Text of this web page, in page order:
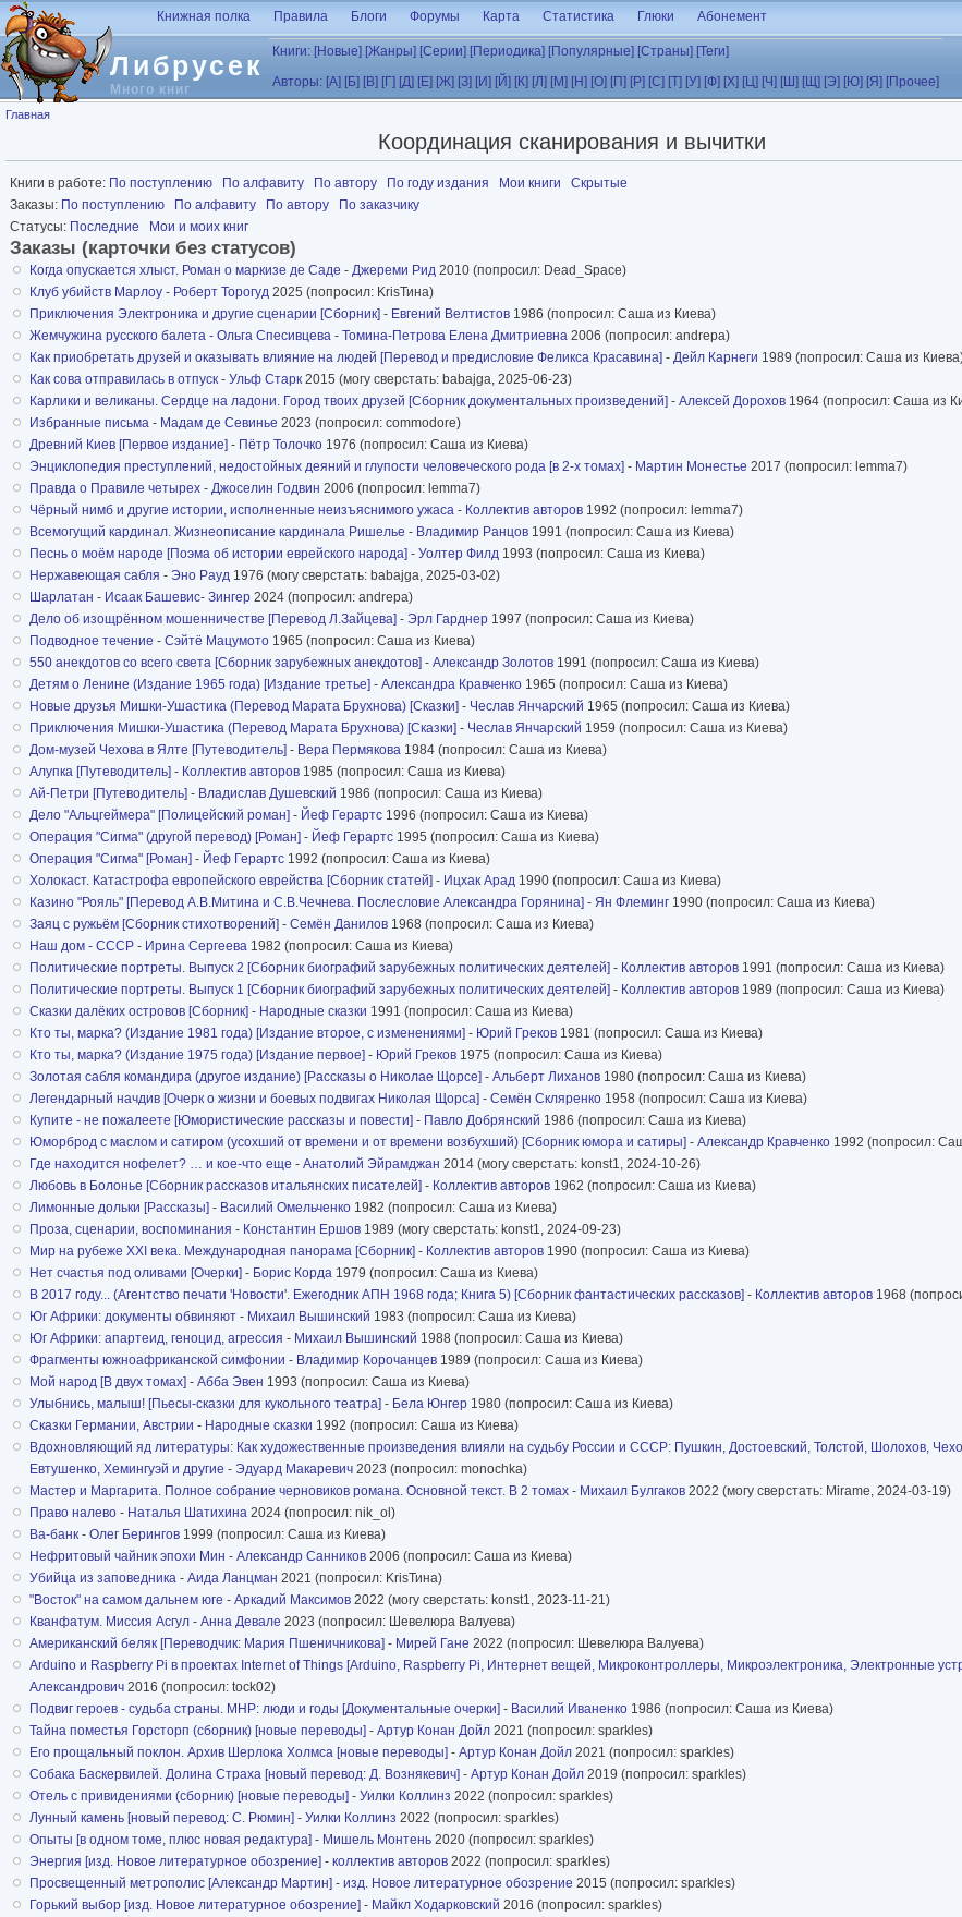
Перейти к основному содержанию
Либрусек
Много книг
Книжная полка Правила Блоги Форумы Карта Статистика Глюки Абонемент
Книги: [Новые] [Жанры] [Серии] [Периодика] [Популярные] [Страны] [Теги]
Авторы: [А] [Б] [В] [Г] [Д] [Е] [Ж] [З] [И] [Й] [К] [Л] [М] [Н] [О] [П] [Р] [С] [Т] [У] [Ф] [Х] [Ц] [Ч] [Ш] [Щ] [Э] [Ю] [Я] [Прочее]
Вы здесь
Главная
Координация сканирования и вычитки
Книги в работе: По поступлению По алфавиту По автору По году издания Мои книги
Скрытые
Заказы: По поступлению По алфавиту По автору
По заказчику
Статусы: Последние Мои и моих книг
Заказы (карточки без статусов)
Когда опускается хлыст. Роман о маркизе де Саде - Джереми Рид 2010 (попросил: Dead_Space)
Клуб убийств Марлоу - Роберт Торогуд 2025 (попросил: KrisТина)
Приключения Электроника и другие сценарии [Сборник] - Евгений Велтистов 1986 (попросил: Саша из Киева)
Жемчужина русского балета - Ольга Спесивцева - Томина-Петрова Елена Дмитриевна 2006 (попросил: andrepa)
Как приобретать друзей и оказывать влияние на людей [Перевод и предисловие Феликса Красавина] - Дейл Карнеги 1989 (попросил: Саша из
Как сова отправилась в отпуск - Ульф Старк 2015 (могу сверстать: babajga, 2025-06-23)
Карлики и великаны. Сердце на ладони. Город твоих друзей [Сборник документальных произведений] - Алексей Дорохов 1964 (попросил: Саша из
Избранные письма - Мадам де Севинье 2023 (попросил: commodore)
Древний Киев [Первое издание] - Пётр Толочко 1976 (попросил: Саша из Киева)
Энциклопедия преступлений, недостойных деяний и глупости человеческого рода [в 2-х томах] - Мартин Монестье 2017 (попросил: lemma7)
Правда о Правиле четырех - Джоселин Годвин 2006 (попросил: lemma7)
Чёрный нимб и другие истории, исполненные неизъяснимого ужаса - Коллектив авторов 1992 (попросил: lemma7)
Всемогущий кардинал. Жизнеописание кардинала Ришелье - Владимир Ранцов 1991 (попросил: Саша из Киева)
Песнь о моём народе [Поэма об истории еврейского народа] - Уолтер Филд 1993 (попросил: Саша из Киева)
Нержавеющая сабля - Эно Рауд 1976 (могу сверстать: babajga, 2025-03-02)
Шарлатан - Исаак Башевис- Зингер 2024 (попросил: andrepa)
Дело об изощрённом мошенничестве [Перевод Л.Зайцева] - Эрл Гарднер 1997 (попросил: Саша из Киева)
Подводное течение - Сэйтё Мацумото 1965 (попросил: Саша из Киева)
550 анекдотов со всего света [Сборник зарубежных анекдотов] - Александр Золотов 1991 (попросил: Саша из Киева)
Детям о Ленине (Издание 1965 года) [Издание третье] - Александра Кравченко 1965 (попросил: Саша из Киева)
Новые друзья Мишки-Ушастика (Перевод Марата Брухнова) [Сказки] - Чеслав Янчарский 1965 (попросил: Саша из Киева)
Приключения Мишки-Ушастика (Перевод Марата Брухнова) [Сказки] - Чеслав Янчарский 1959 (попросил: Саша из Киева)
Дом-музей Чехова в Ялте [Путеводитель] - Вера Пермякова 1984 (попросил: Саша из Киева)
Алупка [Путеводитель] - Коллектив авторов 1985 (попросил: Саша из Киева)
Ай-Петри [Путеводитель] - Владислав Душевский 1986 (попросил: Саша из Киева)
Дело "Альцгеймера" [Полицейский роман] - Йеф Герартс 1996 (попросил: Саша из Киева)
Операция "Сигма" (другой перевод) [Роман] - Йеф Герартс 1995 (попросил: Саша из Киева)
Операция "Сигма" [Роман] - Йеф Герартс 1992 (попросил: Саша из Киева)
Холокаст. Катастрофа европейского еврейства [Сборник статей] - Ицхак Арад 1990 (попросил: Саша из Киева)
Казино "Рояль" [Перевод А.В.Митина и С.В.Чечнева. Послесловие Александра Горянина] - Ян Флеминг 1990 (попросил: Саша из Киева)
Заяц с ружьём [Сборник стихотворений] - Семён Данилов 1968 (попросил: Саша из Киева)
Наш дом - СССР - Ирина Сергеева 1982 (попросил: Саша из Киева)
Политические портреты. Выпуск 2 [Сборник биографий зарубежных политических деятелей] - Коллектив авторов 1991 (попросил: Саша из Киева)
Политические портреты. Выпуск 1 [Сборник биографий зарубежных политических деятелей] - Коллектив авторов 1989 (попросил: Саша из Киева)
Сказки далёких островов [Сборник] - Народные сказки 1991 (попросил: Саша из Киева)
Кто ты, марка? (Издание 1981 года) [Издание второе, с изменениями] - Юрий Греков 1981 (попросил: Саша из Киева)
Кто ты, марка? (Издание 1975 года) [Издание первое] - Юрий Греков 1975 (попросил: Саша из Киева)
Золотая сабля командира (другое издание) [Рассказы о Николае Щорсе] - Альберт Лиханов 1980 (попросил: Саша из Киева)
Легендарный начдив [Очерк о жизни и боевых подвигах Николая Щорса] - Семён Скляренко 1958 (попросил: Саша из Киева)
Купите - не пожалеете [Юмористические рассказы и повести] - Павло Добрянский 1986 (попросил: Саша из Киева)
Юморброд с маслом и сатиром (усохший от времени и от времени возбухший) [Сборник юмора и сатиры] - Александр Кравченко 1992 (попросил:
Где находится нофелет? … и кое-что еще - Анатолий Эйрамджан 2014 (могу сверстать: konst1, 2024-10-26)
Любовь в Болонье [Сборник рассказов итальянских писателей] - Коллектив авторов 1962 (попросил: Саша из Киева)
Лимонные дольки [Рассказы] - Василий Омельченко 1982 (попросил: Саша из Киева)
Проза, сценарии, воспоминания - Константин Ершов 1989 (могу сверстать: konst1, 2024-09-23)
Мир на рубеже XXI века. Международная панорама [Сборник] - Коллектив авторов 1990 (попросил: Саша из Киева)
Нет счастья под оливами [Очерки] - Борис Корда 1979 (попросил: Саша из Киева)
В 2017 году... (Агентство печати 'Новости'. Ежегодник АПН 1968 года; Книга 5) [Сборник фантастических рассказов] - Коллектив авторов 1968
Юг Африки: документы обвиняют - Михаил Вышинский 1983 (попросил: Саша из Киева)
Юг Африки: апартеид, геноцид, агрессия - Михаил Вышинский 1988 (попросил: Саша из Киева)
Фрагменты южноафриканской симфонии - Владимир Корочанцев 1989 (попросил: Саша из Киева)
Мой народ [В двух томах] - Абба Эвен 1993 (попросил: Саша из Киева)
Улыбнись, малыш! [Пьесы-сказки для кукольного театра] - Бела Юнгер 1980 (попросил: Саша из Киева)
Сказки Германии, Австрии - Народные сказки 1992 (попросил: Саша из Киева)
Вдохновляющий яд литературы: Как художественные произведения влияли на судьбу России и СССР: Пушкин, Достоевский, Толстой, Шолохов,
Евтушенко, Хемингуэй и другие - Эдуард Макаревич 2023 (попросил: monochka)
Мастер и Маргарита. Полное собрание черновиков романа. Основной текст. В 2 томах - Михаил Булгаков 2022 (могу сверстать: Mirame, 2024-03-19)
Право налево - Наталья Шатихина 2024 (попросил: nik_ol)
Ва-банк - Олег Берингов 1999 (попросил: Саша из Киева)
Нефритовый чайник эпохи Мин - Александр Санников 2006 (попросил: Саша из Киева)
Убийца из заповедника - Аида Ланцман 2021 (попросил: KrisТина)
"Восток" на самом дальнем юге - Аркадий Максимов 2022 (могу сверстать: konst1, 2023-11-21)
Кванфатум. Миссия Асгул - Анна Девале 2023 (попросил: Шевелюра Валуева)
Американский беляк [Переводчик: Мария Пшеничникова] - Мирей Гане 2022 (попросил: Шевелюра Валуева)
Arduino и Raspberry Pi в проектах Internet of Things [Arduino, Raspberry Pi, Интернет вещей, Микроконтроллеры, Микроэлектроника, Электронные
Александрович 2016 (попросил: tock02)
Подвиг героев - судьба страны. МНР: люди и годы [Документальные очерки] - Василий Иваненко 1986 (попросил: Саша из Киева)
Тайна поместья Горсторп (сборник) [новые переводы] - Артур Конан Дойл 2021 (попросил: sparkles)
Его прощальный поклон. Архив Шерлока Холмса [новые переводы] - Артур Конан Дойл 2021 (попросил: sparkles)
Собака Баскервилей. Долина Страха [новый перевод: Д. Вознякевич] - Артур Конан Дойл 2019 (попросил: sparkles)
Отель с привидениями (сборник) [новые переводы] - Уилки Коллинз 2022 (попросил: sparkles)
Лунный камень [новый перевод: С. Рюмин] - Уилки Коллинз 2022 (попросил: sparkles)
Опыты [в одном томе, плюс новая редактура] - Мишель Монтень 2020 (попросил: sparkles)
Энергия [изд. Новое литературное обозрение] - коллектив авторов 2022 (попросил: sparkles)
Просвещенный метрополис [Александр Мартин] - изд. Новое литературное обозрение 2015 (попросил: sparkles)
Горький выбор [изд. Новое литературное обозрение] - Майкл Ходарковский 2016 (попросил: sparkles)